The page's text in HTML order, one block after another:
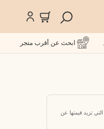
ابحث عن أقرب متجر
تزيد قيمتها عن